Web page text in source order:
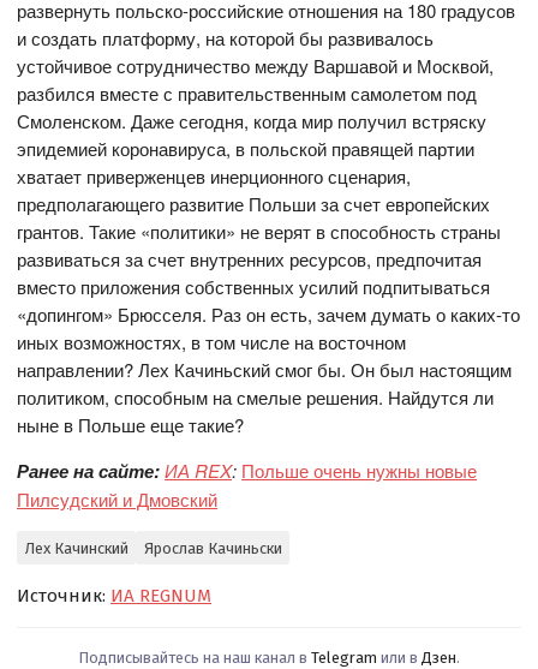
развернуть польско-российские отношения на 180 градусов
и создать платформу, на которой бы развивалось
устойчивое сотрудничество между Варшавой и Москвой,
разбился вместе с правительственным самолетом под
Смоленском. Даже сегодня, когда мир получил встряску
эпидемией коронавируса, в польской правящей партии
хватает приверженцев инерционного сценария,
предполагающего развитие Польши за счет европейских
грантов. Такие «политики» не верят в способность страны
развиваться за счет внутренних ресурсов, предпочитая
вместо приложения собственных усилий подпитываться
«допингом» Брюсселя. Раз он есть, зачем думать о каких-то
иных возможностях, в том числе на восточном
направлении? Лех Качиньский смог бы. Он был настоящим
политиком, способным на смелые решения. Найдутся ли
ныне в Польше еще такие?
Ранее на сайте:ИА REX: Польше очень нужны новые
Пилсудский и Дмовский
Лех Качинский Ярослав Качиньски
Источник: ИА REGNUM
Подписывайтесь на наш канал в Telegram или в Дзен.